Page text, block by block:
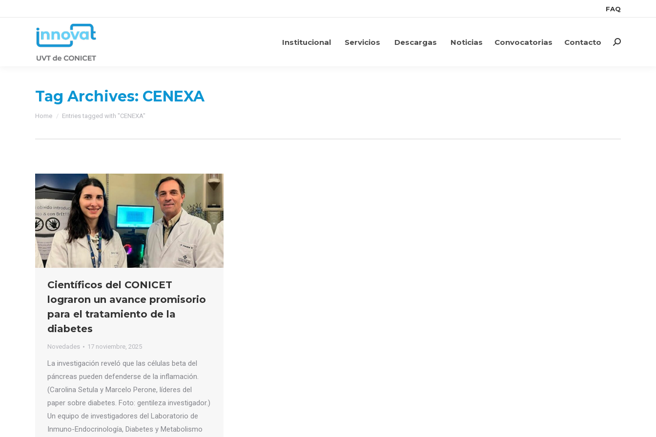
FAQ
Institucional Servicios Descargas Noticias Convocatorias Contacto Search:
Tag Archives: CENEXA
You are here:
Home Entries tagged with "CENEXA"
Científicos del CONICET
lograron un avance promisorio
para el tratamiento de la
diabetes
Novedades 17 noviembre, 2025
La investigación reveló que las células beta del
páncreas pueden defenderse de la inflamación.
(Carolina Setula y Marcelo Perone, líderes del
paper sobre diabetes. Foto: gentileza investigador.)
Un equipo de investigadores del Laboratorio de
Inmuno-Endocrinología, Diabetes y Metabolismo
FAQ